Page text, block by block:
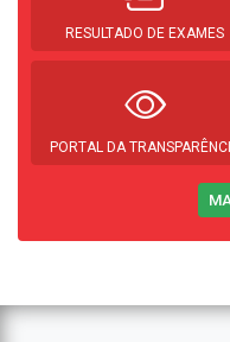
RESULTADO DE EXAMES
PORTAL DA